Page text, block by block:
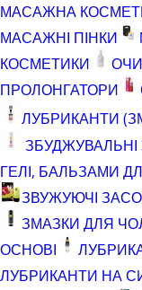
МАСАЖНА
МАСАЖНІ ПІНКИ
КОСМЕТИКИ
ПРОЛОНГАТОРИ
ЛУБРИКАНТИ
ГЕЛІ, БАЛЬЗАМИ
ЗВУЖУЮЧІ
ЗМАЗКИ ДЛЯ
ОСНОВІ
ЛУБРИКАНТИ НА